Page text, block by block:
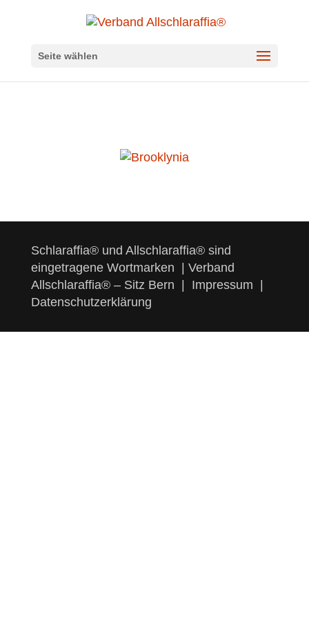
Seite wählen
Schlaraffia® und Allschlaraffia® sind
eingetragene Wortmarken | Verband
Allschlaraffia® – Sitz Bern | Impressum
Datenschutzerklärung